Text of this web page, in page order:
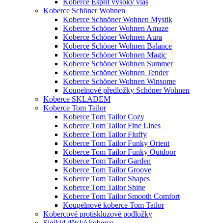
Koberce Schöner Wohnen
Koberce Schnöner Wohnen Mystik
Koberce Schöner Wohnen Amaze
Koberce Schöner Wohnen Aura
Koberce Schöner Wohnen Balance
Koberce Schöner Wohnen Magic
Koberce Schöner Wohnen Summer
Koberce Schöner Wohnen Tender
Koberce Schöner Wohnen Winsome
Koupelnové předložky Schöner Wohnen
Koberce SKLADEM
Koberce Tom Tailor
Koberce Tom Tailor Cozy
Koberce Tom Tailor Fine Lines
Koberce Tom Tailor Fluffy
Koberce Tom Tailor Funky Orient
Koberce Tom Tailor Funky Outdoor
Koberce Tom Tailor Garden
Koberce Tom Tailor Groove
Koberce Tom Tailor Shapes
Koberce Tom Tailor Shine
Koberce Tom Tailor Smooth Comfort
Koupelnové koberce Tom Tailor
Kobercové protiskluzové podložky